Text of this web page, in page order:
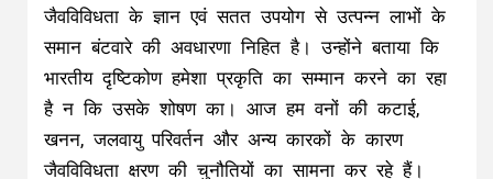
जैवविविधता के ज्ञान एवं सतत उपयोग से उत्पन्न लाभों के
समान बंटवारे की अवधारणा निहित है। उन्होंने बताया कि
भारतीय दृष्टिकोण हमेशा प्रकृति का सम्मान करने का रहा
है न कि उसके शोषण का। आज हम वनों की कटाई,
खनन, जलवायु परिवर्तन और अन्य कारकों के कारण
जैवविविधता क्षरण की चुनौतियों का सामना कर रहे हैं।